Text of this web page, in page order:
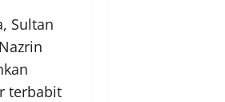
Sultan
terbabit